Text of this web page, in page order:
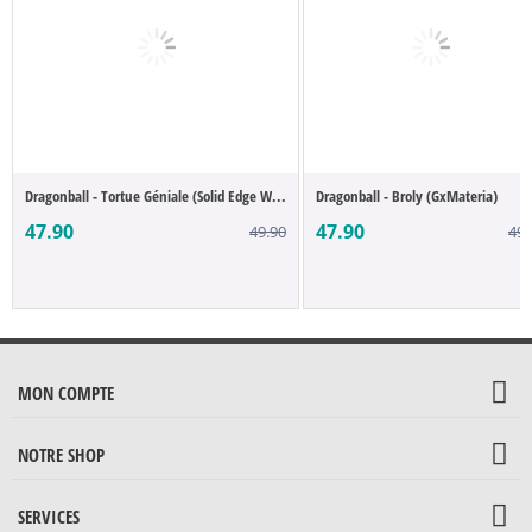
Dragonball - Tortue Géniale (Solid Edge W...
47.90 49.90
Dragonball - Broly (GxMateria)
47.90
MON COMPTE
NOTRE SHOP
SERVICES